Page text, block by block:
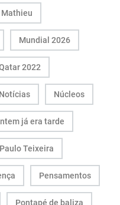
Mathieu
Mundial 2026
2022
Notícias Núcleos
já era tarde
Paulo Teixeira
Pensamentos
Pontapé de baliza